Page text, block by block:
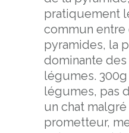
pratiquement
commun entre
pyramides, la
dominante
légumes.
légumes, pas
un chat
prometteur,